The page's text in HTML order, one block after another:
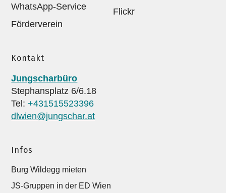
WhatsApp-Service
Förderverein
Flickr
Kontakt
Jungscharbüro
Stephansplatz 6/6.18
Tel:+431515523396
dlwien@jungschar.at
Infos
Burg Wildegg mieten
JS-Gruppen in der ED Wien